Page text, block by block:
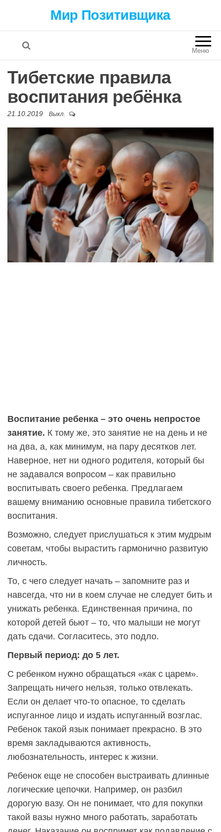
Мир Позитивщика
Меню
Тибетские правила
воспитания ребёнка
21.10.2019 Выкл.
Воспитание ребенка – это очень непростое
занятие. К тому же, это занятие не на день и не
на два, а, как минимум, на пару десятков лет.
Наверное, нет ни одного родителя, который бы
не задавался вопросом – как правильно
воспитывать своего ребенка. Предлагаем
вашему вниманию основные правила тибетского
воспитания.
Возможно, следует прислушаться к этим мудрым
советам, чтобы вырастить гармонично развитую
личность.
То, с чего следует начать – запомните раз и
навсегда, что ни в коем случае не следует бить и
унижать ребенка. Единственная причина, по
которой детей бьют – то, что малыши не могут
дать сдачи. Согласитесь, это подло.
Первый период: до 5 лет.
С ребенком нужно обращаться «как с царем».
Запрещать ничего нельзя, только отвлекать.
Если он делает что-то опасное, то сделать
испуганное лицо и издать испуганный возглас.
Ребенок такой язык понимает прекрасно. В это
время закладываются активность,
любознательность, интерес к жизни.
Ребенок еще не способен выстраивать длинные
логические цепочки. Например, он разбил
дорогую вазу. Он не понимает, что для покупки
такой вазы нужно много работать, заработать